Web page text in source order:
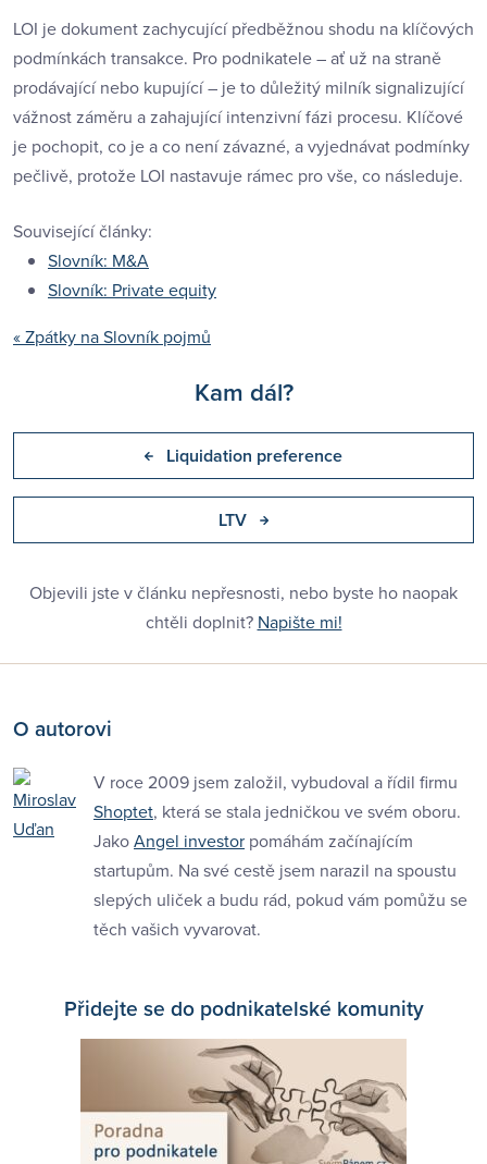
LOI je dokument zachycující předběžnou shodu na klíčových
podmínkách transakce. Pro podnikatele – ať už na straně
prodávající nebo kupující – je to důležitý milník signalizující
vážnost záměru a zahajující intenzivní fázi procesu. Klíčové
je pochopit, co je a co není závazné, a vyjednávat podmínky
pečlivě, protože LOI nastavuje rámec pro vše, co následuje.
Související články:
Slovník: M&A
Slovník: Private equity
« Zpátky na Slovník pojmů
Kam dál?
Liquidation preference
LTV
Objevili jste v článku nepřesnosti, nebo byste ho naopak
chtěli doplnit? Napište mi!
O autorovi
V roce 2009 jsem založil, vybudoval a řídil firmu
Shoptet, která se stala jedničkou ve svém oboru.
JakoAngel investor pomáhám začínajícím
startupům. Na své cestě jsem narazil na spoustu
slepých uliček a budu rád, pokud vám pomůžu se
těch vašich vyvarovat.
Přidejte se do podnikatelské komunity